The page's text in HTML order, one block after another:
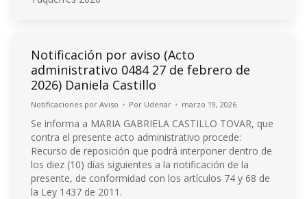
Notificación por aviso (Acto
administrativo 0484 27 de febrero de
2026) Daniela Castillo
Notificaciones por Aviso Por Udenar marzo 19, 2026
Se informa a MARIA GABRIELA CASTILLO TOVAR, que
contra el presente acto administrativo procede:
Recurso de reposición que podrá interponer dentro de
los diez (10) días siguientes a la notificación de la
presente, de conformidad con los artículos 74 y 68 de
la Ley 1437 de 2011.